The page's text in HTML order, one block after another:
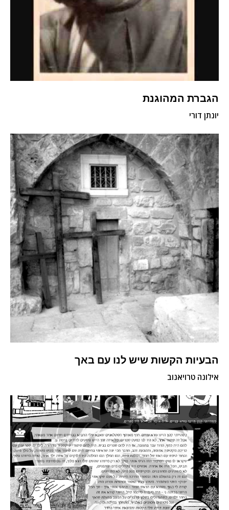
הגברת המהוגנת
יונתן דורי
הבעיות הקשות שיש לנו עם באך
אילונה טרויאנוב